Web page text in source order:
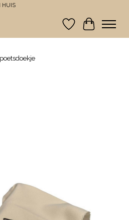
HUIS
Verlanglijst